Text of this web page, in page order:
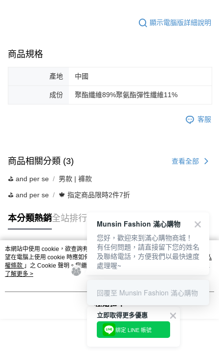
顯示電腦版詳細說明
商品規格
產地 中國
成份 聚酯纖維89%聚氨酯彈性纖維11%
客服
商品相關分類 (3) 查看全部
⛳️ and per se 男款 | 褲款
⛳️ and per se 🍁 指定商品限時2件7折
本分類熱銷全站排行
熱門標籤
本網站中使用 cookie，欲查詢有關本網站使用 cookie 方式之詳情，及若您不希
望在電腦上使用 cookie 時應如何變更電腦的 cookie 設定，請參閱本網站「
隱私
權條款 」之 Cookie 聲明。您繼續使用本網站即表示您同意本公司得按本網站使
用條款之 Cookie 聲明使用 cookie。
了解更多 >
我知道了
立即取得更多優惠
綁定 LINE 帳號
Munsin Fashion 滿心購物
您好，歡迎來到滿心購物商城！
有任何問題，請直接留下您的姓名
及聯絡電話，方便我們以最快速度
處理喔~
回覆至 Munsin Fashion 滿心購物